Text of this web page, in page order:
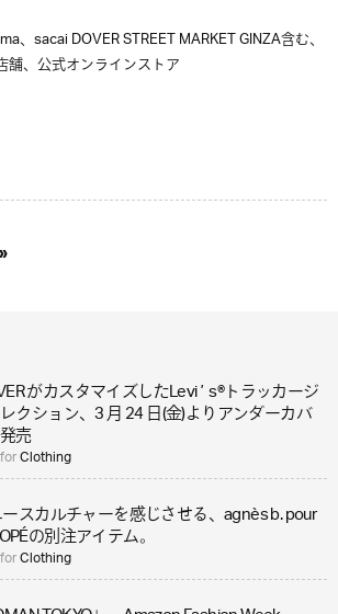
、sacai DOVER STREET MARKET GINZA含む、
、公式オンラインストア
がカスタマイズしたLeviʼ s®トラッカージ
クション、3 月 24 日(金)よりアンダーカバ
売
forClothing
スカルチャーを感じさせる、agnès b. pour
の別注アイテム。
forClothing